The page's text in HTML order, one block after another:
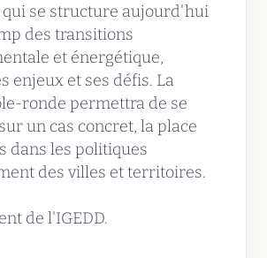
se structure aujourd'hui
des transitions
et énergétique,
enjeux et ses défis. La
ronde permettra de se
un cas concret, la place
dans les politiques
des villes et territoires.
de l'IGEDD.